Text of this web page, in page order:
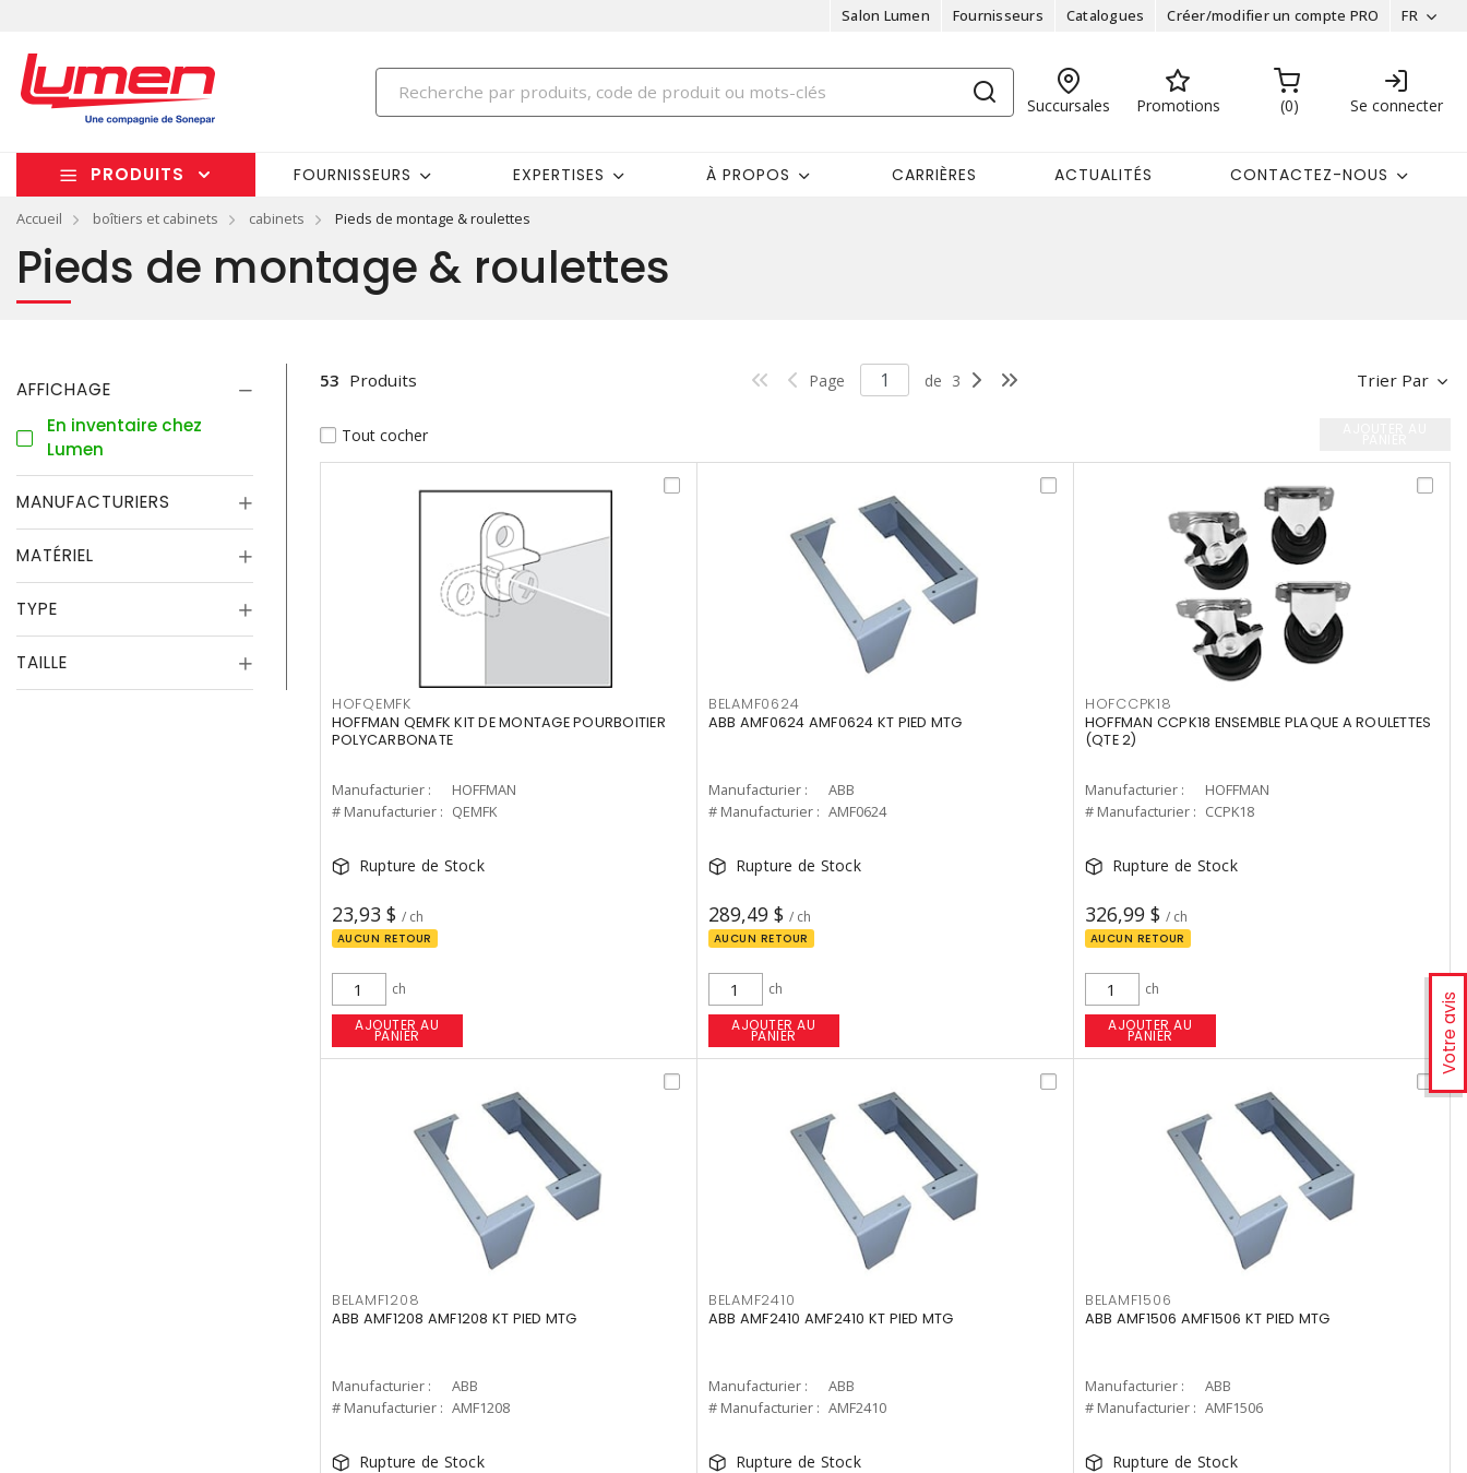
Salon Lumen Fournisseurs Catalogues Créer/modifier un compte PRO FR
Succursales Promotions 0 Se connecter
PRODUITS FOURNISSEURS EXPERTISES À PROPOS CARRIÈRES ACTUALITÉS CONTACTEZ-NOUS
Accueil boîtiers et cabinets cabinets Pieds de montage & roulettes
Votre avis
Pieds de montage & roulettes
AFFICHAGE
En inventaire chez
Lumen
MANUFACTURIERS
MATÉRIEL
TYPE
TAILLE
Trier Par
53 Produits Page de 3
Tout cocher
HOFQEMFK
HOFFMAN QEMFK KIT DE MONTAGE POURBOITIER
POLYCARBONATE
Manufacturier :
HOFFMAN
# Manufacturier : QEMFK
Rupture de Stock
23,93 $ / ch
AUCUN RETOUR
ch
AJOUTER AU
PANIER
BELAMF0624
ABB AMF0624 AMF0624 KT PIED MTG
Manufacturier :
ABB
# Manufacturier : AMF0624
Rupture de Stock
289,49 $ / ch
AUCUN RETOUR
ch
AJOUTER AU
PANIER
HOFCCPK18
HOFFMAN CCPK18 ENSEMBLE PLAQUE A ROULETTES
(QTE 2)
Manufacturier :
HOFFMAN
# Manufacturier : CCPK18
Rupture de Stock
326,99 $ / ch
AUCUN RETOUR
ch
AJOUTER AU
PANIER
BELAMF1208
ABB AMF1208 AMF1208 KT PIED MTG
Manufacturier :
ABB
# Manufacturier : AMF1208
Rupture de Stock
BELAMF2410
ABB AMF2410 AMF2410 KT PIED MTG
Manufacturier :
ABB
# Manufacturier : AMF2410
Rupture de Stock
BELAMF1506
ABB AMF1506 AMF1506 KT PIED MTG
Manufacturier :
ABB
# Manufacturier : AMF1506
Rupture de Stock